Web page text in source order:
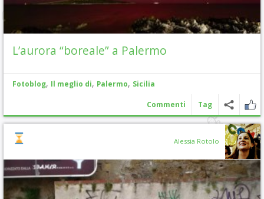
L’aurora “boreale” a Palermo
Fotoblog, Il meglio di, Palermo, Sicilia
Commenti Tag
Alessia Rotolo